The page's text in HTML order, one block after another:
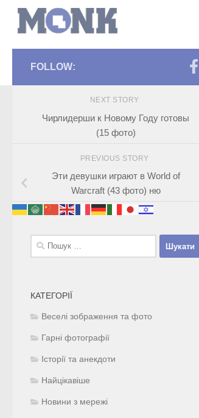
FOLLOW:
NEXT STORY
Чирлидерши к Новому Году готовы
(15 фото)
PREVIOUS STORY
Эти девушки играют в World of
Warcraft (43 фото) ню
Пошук:
КАТЕГОРІЇ
Веселі зображення та фото
Гарні фотографії
Історії та анекдоти
Найцікавіше
Новини з мережі